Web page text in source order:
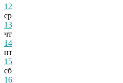
12
ср
13
чт
14
пт
15
сб
16